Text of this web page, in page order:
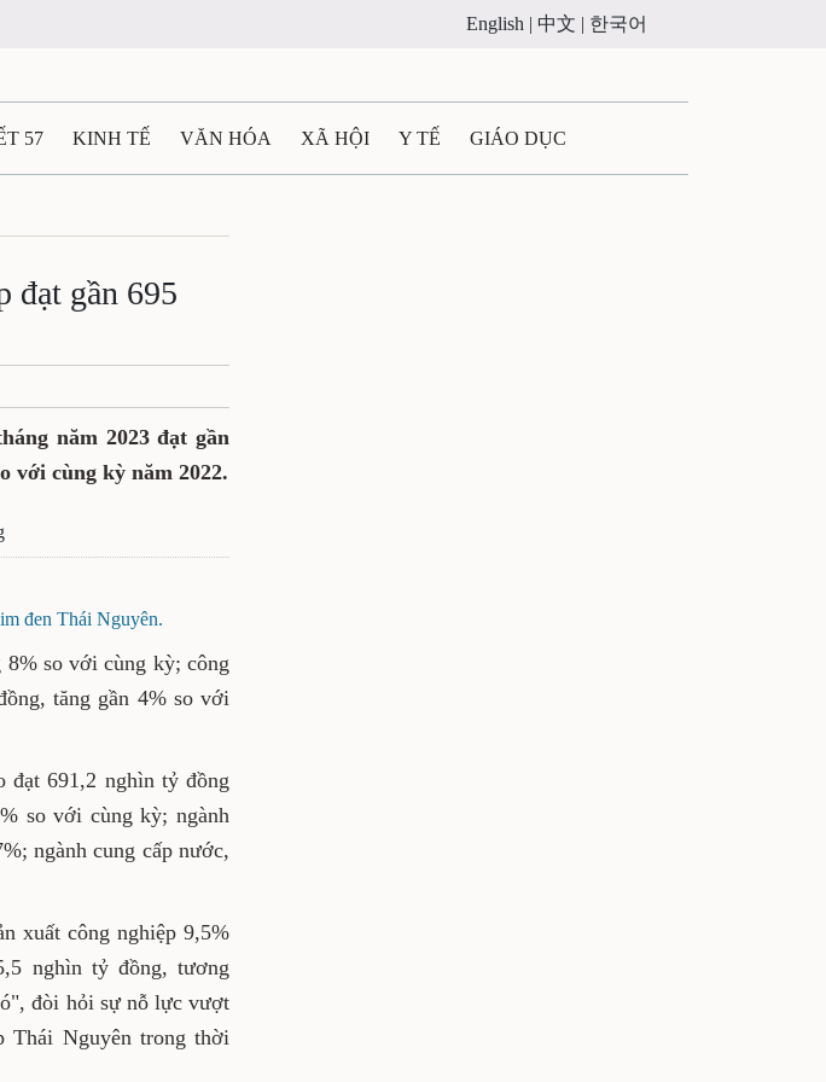
English | 中文 | 한국어
57 KINH TẾ VĂN HÓA XÃ HỘI Y TẾ GIÁO DỤC
THỂ THAO THÔNG TIN - QUẢNG CÁO
đạt gần 695
năm 2023 đạt gần
với cùng kỳ năm 2022.
đen Thái Nguyên.
so với cùng kỳ; công
tăng gần 4% so với
đạt 691,2 nghìn tỷ đồng
so với cùng kỳ; ngành
ngành cung cấp nước,
xuất công nghiệp 9,5%
nghìn tỷ đồng, tương
, đòi hỏi sự nỗ lực vượt
Thái Nguyên trong thời